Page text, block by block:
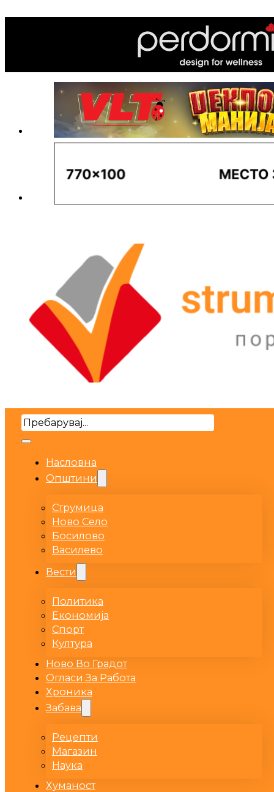
Search
Насловна
Општини
Струмица
Ново Село
Босилово
Василево
Вести
Политика
Економија
Спорт
Култура
Ново Во Градот
Огласи За Работа
Хроника
Забава
Рецепти
Магазин
Наука
Хуманост